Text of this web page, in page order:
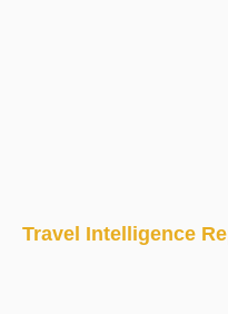
Travel Intelligence